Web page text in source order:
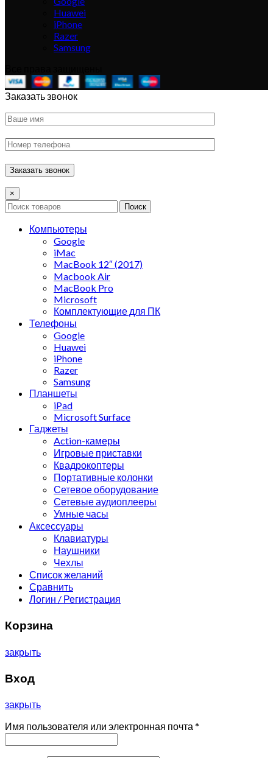
Huawei
iPhone
Razer
Samsung
Заказать звонок
×
Поиск
Компьютеры
Google
iMac
MacBook 12″ (2017)
Macbook Air
MacBook Pro
Microsoft
Комплектующие для ПК
Телефоны
Google
Huawei
iPhone
Razer
Samsung
Планшеты
iPad
Microsoft Surface
Гаджеты
Action-камеры
Игровые приставки
Квадрокоптеры
Портативные колонки
Сетевое оборудование
Сетевые аудиоплееры
Умные часы
Аксессуары
Клавиатуры
Наушники
Чехлы
Список желаний
Сравнить
Логин / Регистрация
Корзина
закрыть
Вход
закрыть
Имя пользователя или электронная почта *